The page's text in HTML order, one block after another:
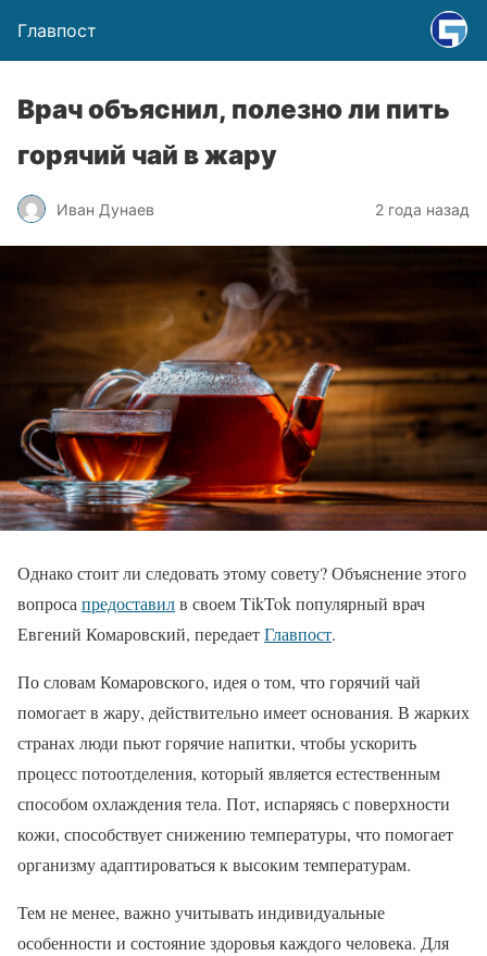
Главпост
Врач объяснил, полезно ли пить
горячий чай в жару
Иван Дунаев 2 года назад
Однако стоит ли следовать этому совету? Объяснение этого
вопроса предоставилв своем TikTok популярный врач
Евгений Комаровский, передаетГлавпост.
По словам Комаровского, идея о том, что горячий чай
помогает в жару, действительно имеет основания. В жарких
странах люди пьют горячие напитки, чтобы ускорить
процесс потоотделения, который является естественным
способом охлаждения тела. Пот, испаряясь с поверхности
кожи, способствует снижению температуры, что помогает
организму адаптироваться к высоким температурам.
Тем не менее, важно учитывать индивидуальные
особенности и состояние здоровья каждого человека. Для